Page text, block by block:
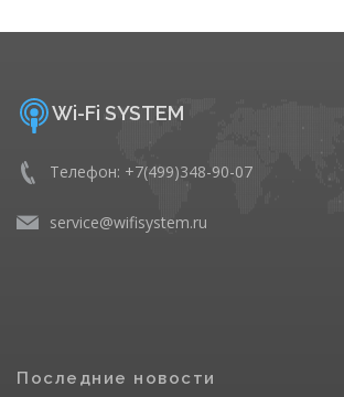
Wi-Fi SYSTEM
Телефон: +7(499)348-90-07
service@wifisystem.ru
Последние новости